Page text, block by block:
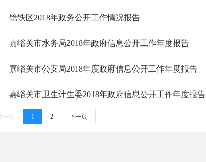
镜铁区2018年政务公开工作情况报告
嘉峪关市水务局2018年政府信息公开工作年度报告
嘉峪关市公安局2018年度政府信息公开工作年度报告
嘉峪关市卫生计生委2018年政府信息公开工作年度报告
上一页 1 2 下一页